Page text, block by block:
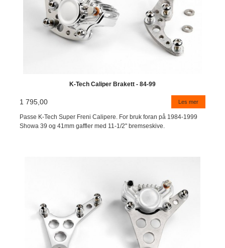
K-Tech Caliper Brakett - 84-99
1 795,00 Les mer
Passe K-Tech Super Freni Calipere. For bruk foran på 1984-1999
Showa 39 og 41mm gaffler med 11-1/2" bremseskive.